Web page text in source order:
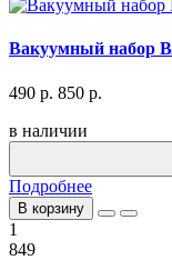
Вакуумный набор
490 р. 850 р.
в наличии
Подробнее
В корзину
1
849